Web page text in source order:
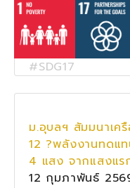
#SDG17
ม.อุบลฯ สัมมนาเค
12 ?พลังงานทดแ
4 แสง จากแสงแ
12 กุมภาพันธ์